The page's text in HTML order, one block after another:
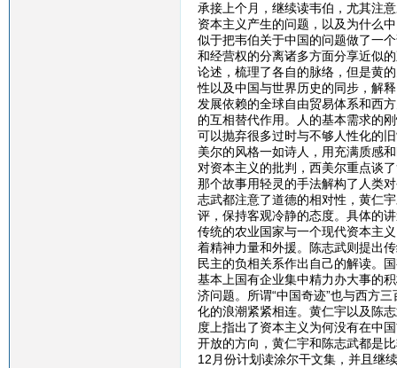
承接上个月，继续读韦伯，尤其注
资本主义产生的问题，以及为什么
似于把韦伯关于中国的问题做了一
和经营权的分离诸多方面分享近似
论述，梳理了各自的脉络，但是黄
性以及中国与世界历史的同步，解
发展依赖的全球自由贸易体系和西
的互相替代作用。人的基本需求的
可以抛弃很多过时与不够人性化的
美尔的风格一如诗人，用充满质感
对资本主义的批判，西美尔重点谈
那个故事用轻灵的手法解构了人类
志武都注意了道德的相对性，黄仁
评，保持客观冷静的态度。具体的
传统的农业国家与一个现代资本主
着精神力量和外援。陈志武则提出
民主的负相关系作出自己的解读。
基本上国有企业集中精力办大事的
济问题。所谓“中国奇迹”也与西方
化的浪潮紧紧相连。黄仁宇以及陈
度上指出了资本主义为何没有在中
开放的方向，黄仁宇和陈志武都是
12月份计划读涂尔干文集，并且继